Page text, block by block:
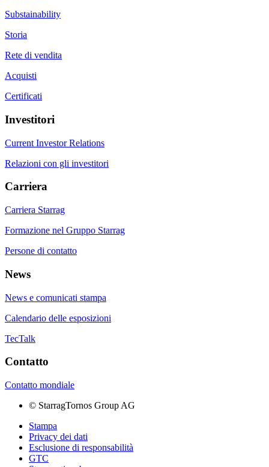
Substainability
Storia
Rete di vendita
Acquisti
Certificati
Investitori
Current Investor Relations
Relazioni con gli investitori
Carriera
Carriera Starrag
Formazione nel Gruppo Starrag
Persone di contatto
News
News e comunicati stampa
Calendario delle esposizioni
TecTalk
Contatto
Contatto mondiale
© StarragTornos Group AG
Stampa
Privacy dei dati
Esclusione di responsabilità
GTC